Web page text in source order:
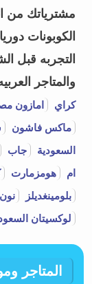
مشترياتك من
الكوبونات
التجربه قبل
والمتاجر
كراي
امازون
ماكس فاشون
السعودية
جاب
ام
هومزمارت
بلومينغديلز
لوكسيتان
المتاجر